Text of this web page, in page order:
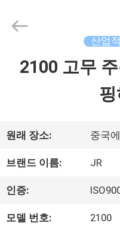
품
동
영
International
산업
2100 고무
원래 장소: 중국
브랜드 이름: JR
인증:
모델 번호: 2100